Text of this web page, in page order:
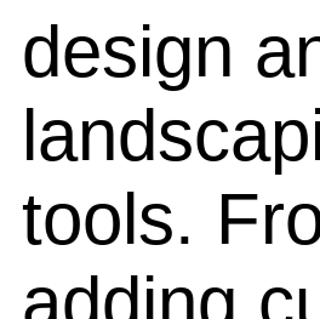
design
tools.
adding